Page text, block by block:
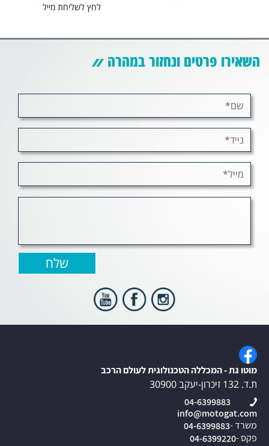
לחץ לשליחת מייל
השאירו פרטים ונחזור במהרה
מוטו גת - המכללה הטכנולוגית לעולם הרכב
ת.ד. 132 זיכרון-יעקב 30900
04-6399883
info@motogat.com
משרד -04-6399883
פקס -04-6399220